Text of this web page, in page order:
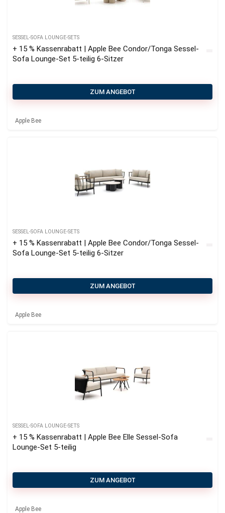
SESSEL-SOFA LOUNGE-SETS
+ 15 % Kassenrabatt | Apple Bee Condor/Tonga Sessel-
Sofa Lounge-Set 5-teilig 6-Sitzer
ZUM ANGEBOT
Apple Bee
SESSEL-SOFA LOUNGE-SETS
+ 15 % Kassenrabatt | Apple Bee Condor/Tonga Sessel-
Sofa Lounge-Set 5-teilig 6-Sitzer
ZUM ANGEBOT
Apple Bee
SESSEL-SOFA LOUNGE-SETS
+ 15 % Kassenrabatt | Apple Bee Elle Sessel-Sofa
Lounge-Set 5-teilig
ZUM ANGEBOT
Apple Bee